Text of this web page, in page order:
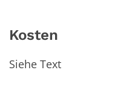
Kosten
Siehe Text